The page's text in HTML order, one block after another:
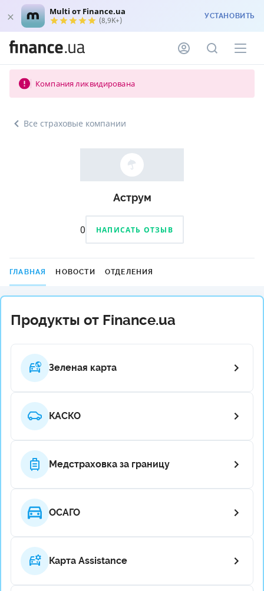
Multi от Finance.ua
(8,9K+) УСТАНОВИТЬ
Компания ликвидирована
Все страховые компании
Аструм
0 НАПИСАТЬ ОТЗЫВ
ГЛАВНАЯ НОВОСТИ ОТДЕЛЕНИЯ
Продукты от Finance.ua
Зеленая карта
КАСКО
Медстраховка за границу
ОСАГО
Карта Assistance